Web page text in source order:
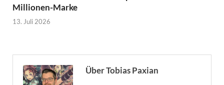
Millionen-Marke
13. Juli 2026
Über Tobias Paxian